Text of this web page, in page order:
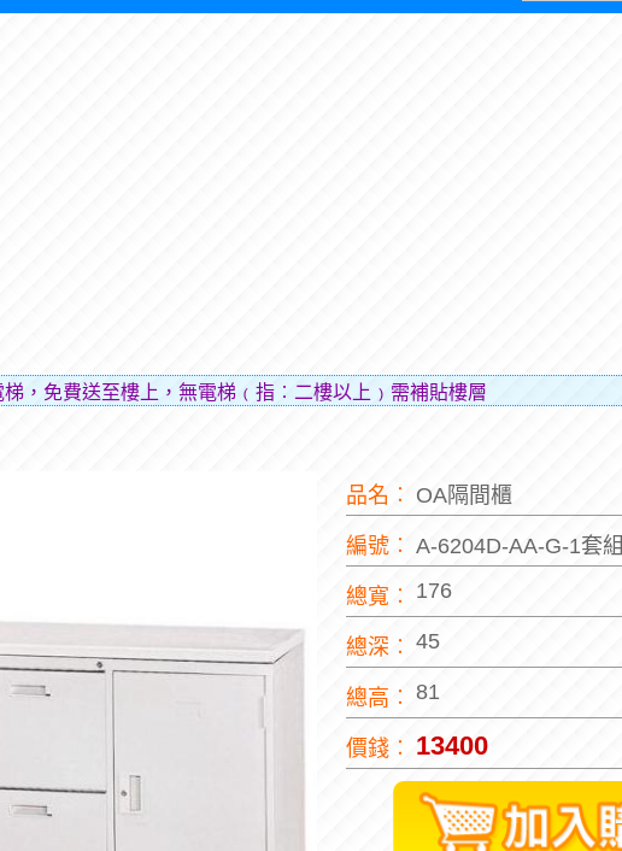
費送至樓上，無電梯﹙指︰二樓以上﹚需補貼樓層費用（貼補搬
品名︰ OA隔間櫃
編號︰ A-6204D-AA-G-1套組
總寬︰ 176
總深︰ 45
總高︰ 81
價錢︰ 13400